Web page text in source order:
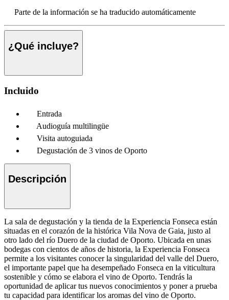
Parte de la información se ha traducido automáticamente
¿Qué incluye?
Incluido
Entrada
Audioguía multilingüe
Visita autoguiada
Degustación de 3 vinos de Oporto
Descripción
La sala de degustación y la tienda de la Experiencia Fonseca están
situadas en el corazón de la histórica Vila Nova de Gaia, justo al
otro lado del río Duero de la ciudad de Oporto. Ubicada en unas
bodegas con cientos de años de historia, la Experiencia Fonseca
permite a los visitantes conocer la singularidad del valle del Duero,
el importante papel que ha desempeñado Fonseca en la viticultura
sostenible y cómo se elabora el vino de Oporto. Tendrás la
oportunidad de aplicar tus nuevos conocimientos y poner a prueba
tu capacidad para identificar los aromas del vino de Oporto.